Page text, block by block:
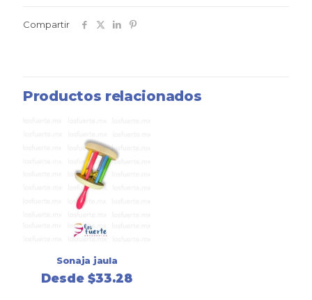
Compartir
Productos relacionados
Sonaja jaula
Desde$33.28